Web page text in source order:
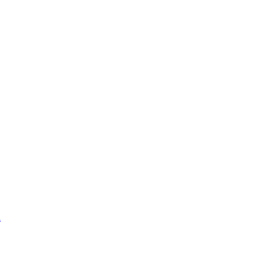
livello
di secondo livello
di secondo livello
di secondo livello